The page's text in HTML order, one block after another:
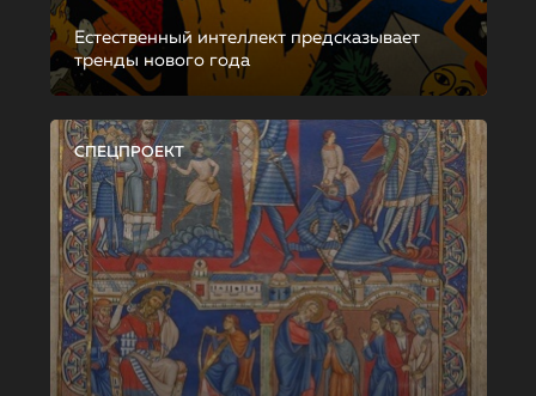
Естественный интеллект предсказывает
тренды нового года
СПЕЦПРОЕКТ